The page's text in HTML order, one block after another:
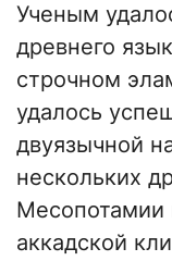
Ученым
древнего
строчном
удалось
двуязычной
нескольких
Месопотамии
аккадской